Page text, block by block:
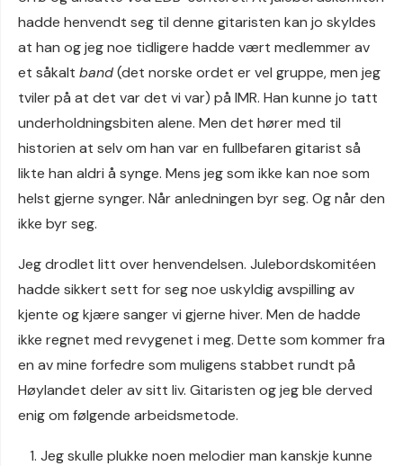
hadde henvendt seg til denne gitaristen kan jo skyldes
at han og jeg noe tidligere hadde vært medlemmer av
et såkalt band(det norske ordet er vel gruppe, men jeg
tviler på at det var det vi var) på IMR. Han kunne jo tatt
underholdningsbiten alene. Men det hører med til
historien at selv om han var en fullbefaren gitarist så
likte han aldri å synge. Mens jeg som ikke kan noe som
helst gjerne synger. Når anledningen byr seg. Og når den
ikke byr seg.
Jeg drodlet litt over henvendelsen. Julebordskomitéen
hadde sikkert sett for seg noe uskyldig avspilling av
kjente og kjære sanger vi gjerne hiver. Men de hadde
ikke regnet med revygenet i meg. Dette som kommer fra
en av mine forfedre som muligens stabbet rundt på
Høylandet deler av sitt liv. Gitaristen og jeg ble derved
enig om følgende arbeidsmetode.
Jeg skulle plukke noen melodier man kanskje kunne